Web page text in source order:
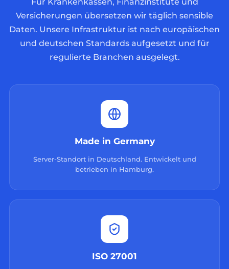
Versicherungen übersetzen wir täglich sensible
Daten. Unsere Infrastruktur ist nach europäischen
und deutschen Standards aufgesetzt und für
regulierte Branchen ausgelegt.
Made in Germany
Server-Standort in Deutschland. Entwickelt und
betrieben in Hamburg.
ISO 27001